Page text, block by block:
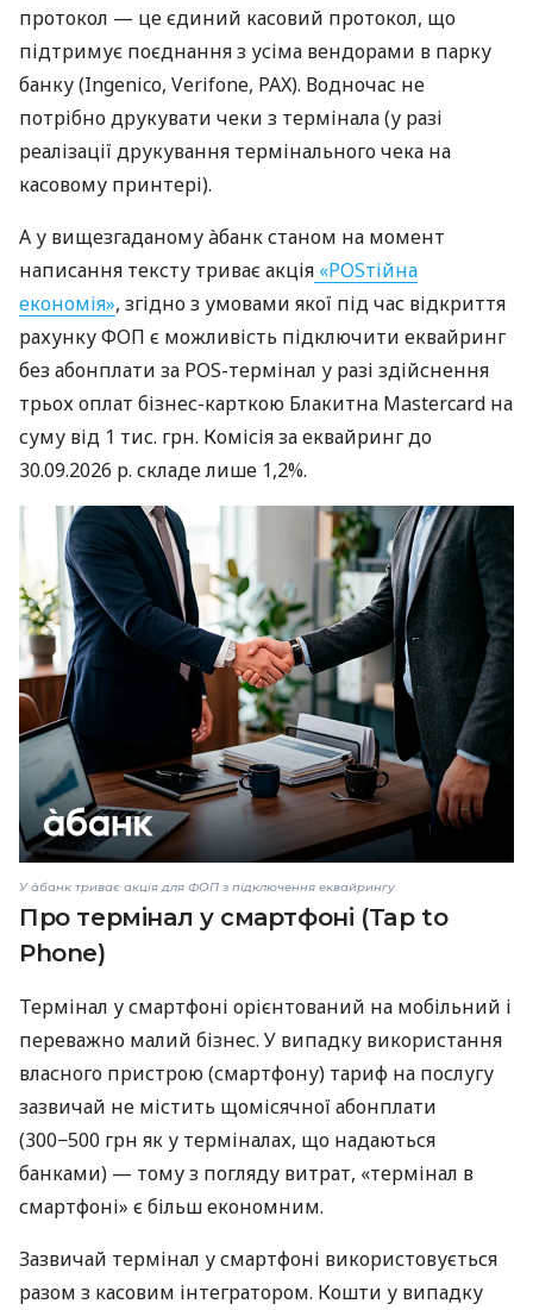
протокол — це єдиний касовий протокол, що
підтримує поєднання з усіма вендорами в парку
банку (Ingenico, Verifone, PAX). Водночас не
потрібно друкувати чеки з термінала (у разі
реалізації друкування термінального чека на
касовому принтері).
А у вищезгаданому àбанк станом на момент
написання тексту триває акція «POSтійна
економія», згідно з умовами якої під час відкриття
рахунку ФОП є можливість підключити еквайринг
без абонплати за POS-термінал у разі здійснення
трьох оплат бізнес-карткою Блакитна Mastercard на
суму від 1 тис. грн. Комісія за еквайринг до
30.09.2026 р. складе лише 1,2%.
У àбанк триває акція для ФОП з підключення еквайрингу
Про термінал у смартфоні (Tap to
Phone)
Термінал у смартфоні орієнтований на мобільний і
переважно малий бізнес. У випадку використання
власного пристрою (смартфону) тариф на послугу
зазвичай не містить щомісячної абонплати
(300−500 грн як у терміналах, що надаються
банками) — тому з погляду витрат, «термінал в
смартфоні» є більш економним.
Зазвичай термінал у смартфоні використовується
разом з касовим інтегратором. Кошти у випадку